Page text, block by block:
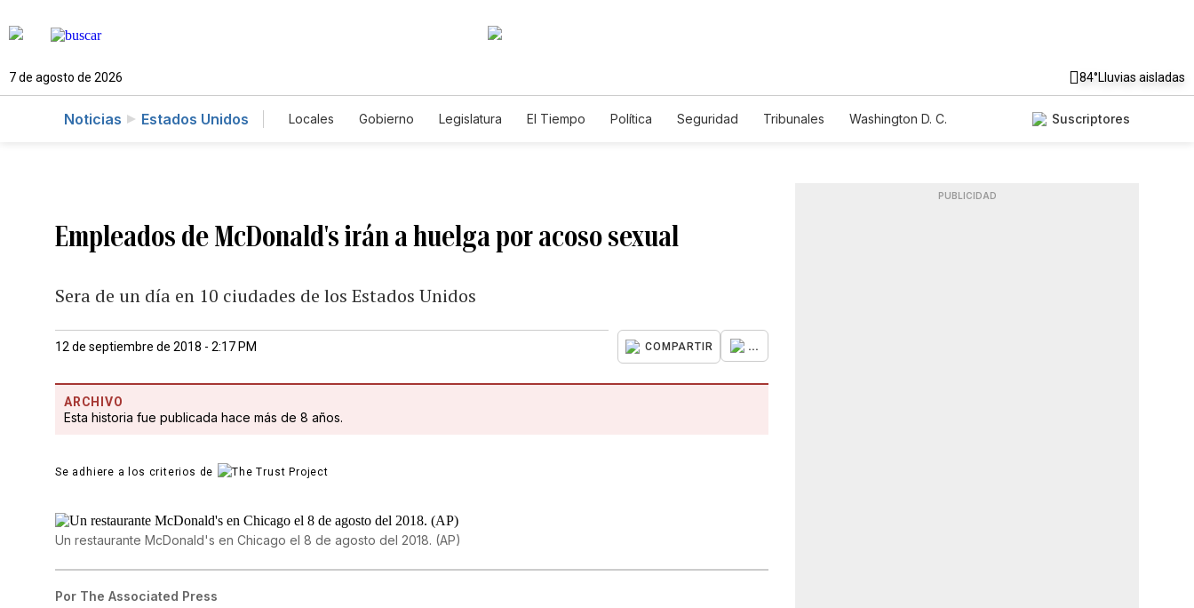
7 de agosto de 2026 84°Lluvias aisladas
Noticias Estados Unidos Locales Gobierno Legislatura El Tiempo Política Seguridad Tribunales
Washington D. C.
Suscriptores
Empleados de McDonald's irán a huelga por acoso sexual
Sera de un día en 10 ciudades de los Estados Unidos
12 de septiembre de 2018 - 2:17 PM COMPARTIR ...
ARCHIVO
Esta historia fue publicada hace más de 8 años.
Se adhiere a los criterios de
Un restaurante McDonald's en Chicago el 8 de agosto del 2018. (AP)
Por The Associated Press
PUBLICIDAD